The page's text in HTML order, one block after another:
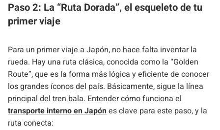
Paso 2: La “Ruta Dorada”, el esqueleto de tu
primer viaje
Para un primer viaje a Japón, no hace falta inventar la
rueda. Hay una ruta clásica, conocida como la “Golden
Route”, que es la forma más lógica y eficiente de conocer
los grandes íconos del país. Básicamente, sigue la línea
principal del tren bala. Entender cómo funciona el
transporte interno en Japónes clave para este paso, y la
ruta conecta: